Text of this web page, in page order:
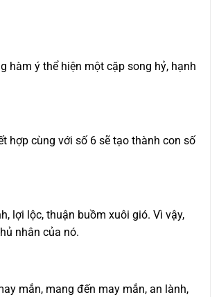
hàm ý thể hiện một cặp song hỷ, hạnh
hợp cùng với số 6 sẽ tạo thành con số
lợi lộc, thuận buồm xuôi gió. Vì vậy,
nhân của nó.
mắn, mang đến may mắn, an lành,